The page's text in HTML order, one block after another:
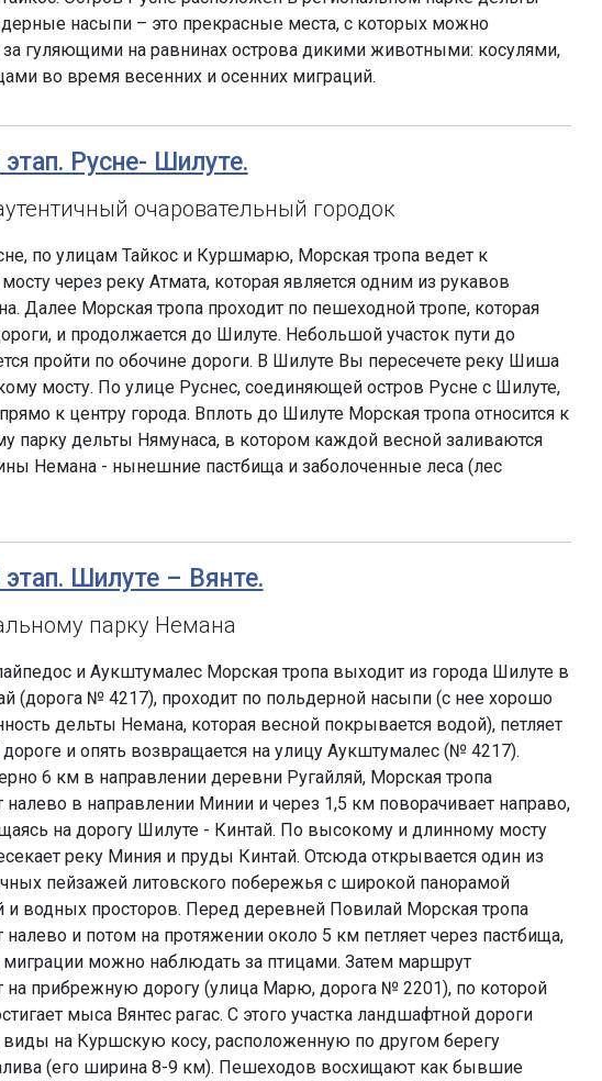
насыпи – это прекрасные места, с которых можно
гуляющими на равнинах острова дикими животными: косулями,
во время весенних и осенних миграций.
этап. Русне- Шилуте.
очаровательный городок
по улицам Тайкос и Куршмарю, Морская тропа ведет к
через реку Атмата, которая является одним из рукавов
Далее Морская тропа проходит по пешеходной тропе, которая
и продолжается до Шилуте. Небольшой участок пути до
пройти по обочине дороги. В Шилуте Вы пересечете реку Шиша
мосту. По улице Руснес, соединяющей остров Русне с Шилуте,
к центру города. Вплоть до Шилуте Морская тропа относится к
парку дельты Нямунаса, в котором каждой весной заливаются
Немана - нынешние пастбища и заболоченные леса (лес
этап. Шилуте – Вянте.
парку Немана
и Аукштумалес Морская тропа выходит из города Шилуте в
(дорога № 4217), проходит по польдерной насыпи (с нее хорошо
дельты Немана, которая весной покрывается водой), петляет
и опять возвращается на улицу Аукштумалес (№ 4217).
6 км в направлении деревни Ругайляй, Морская тропа
налево в направлении Минии и через 1,5 км поворачивает направо,
на дорогу Шилуте - Кинтай. По высокому и длинному мосту
реку Миния и пруды Кинтай. Отсюда открывается один из
пейзажей литовского побережья с широкой панорамой
и водных просторов. Перед деревней Повилай Морская тропа
налево и потом на протяжении около 5 км петляет через пастбища,
можно наблюдать за птицами. Затем маршрут
на прибрежную дорогу (улица Марю, дорога № 2201), по которой
мыса Вянтес рагас. С этого участка ландшафтной дороги
на Куршскую косу, расположенную по другом берегу
(его ширина 8-9 км). Пешеходов восхищают как бывшие